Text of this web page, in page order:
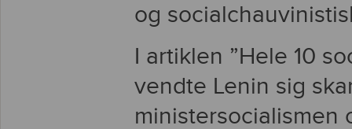
og
I artiklen ”Hele 10
vendte Lenin sig
ministersocialismen